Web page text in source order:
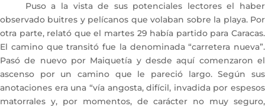
Puso a la vista de sus potenciales lectores el haber
observado buitres y pelícanos que volaban sobre la playa. Por
otra parte, relató que el martes 29 había partido para Caracas.
El camino que transitó fue la denominada “carretera nueva”.
Pasó de nuevo por Maiquetía y desde aquí comenzaron el
ascenso por un camino que le pareció largo. Según sus
anotaciones era una “vía angosta, difícil, invadida por espesos
matorrales y, por momentos, de carácter no muy seguro,